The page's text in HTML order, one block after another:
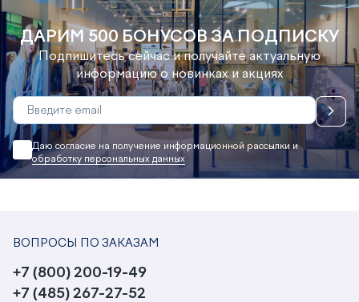
ДАРИМ 500 БОНУСОВ ЗА ПОДПИСКУ
Подпишитесь сейчас и получайте актуальную
информацию о новинках и акциях
Даю согласие на получение информационной рассылки и
обработку персональных данных
ВОПРОСЫ ПО ЗАКАЗАМ
+7 (800) 200-19-49
+7 (485) 267-27-52